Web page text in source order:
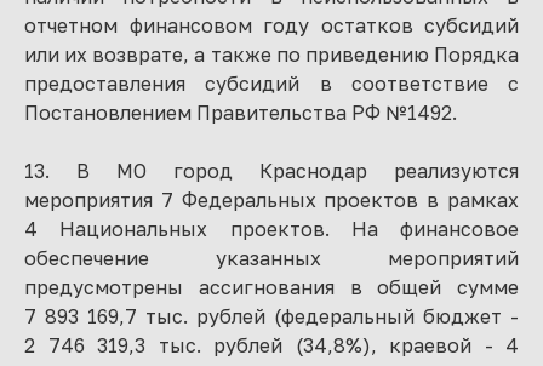
отчетном финансовом году остатков субсидий
или их возврате, а также по приведению Порядка
предоставления субсидий в соответствие с
Постановлением Правительства РФ №1492.
13. В МО город Краснодар реализуются
мероприятия 7 Федеральных проектов в рамках
4 Национальных проектов. На финансовое
обеспечение указанных мероприятий
предусмотрены ассигнования в общей сумме
7 893 169,7 тыс. рублей (федеральный бюджет -
2 746 319,3 тыс. рублей (34,8%), краевой - 4